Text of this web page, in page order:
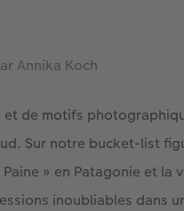
Annika Koch
de motifs
Sur notre bucket-list
» en Patagonie et la
inoubliables dans